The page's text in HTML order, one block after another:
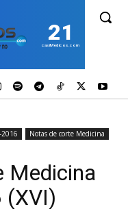
21
casiMedicos.com
Notas de corte Medicina
Medicina
(XVI)